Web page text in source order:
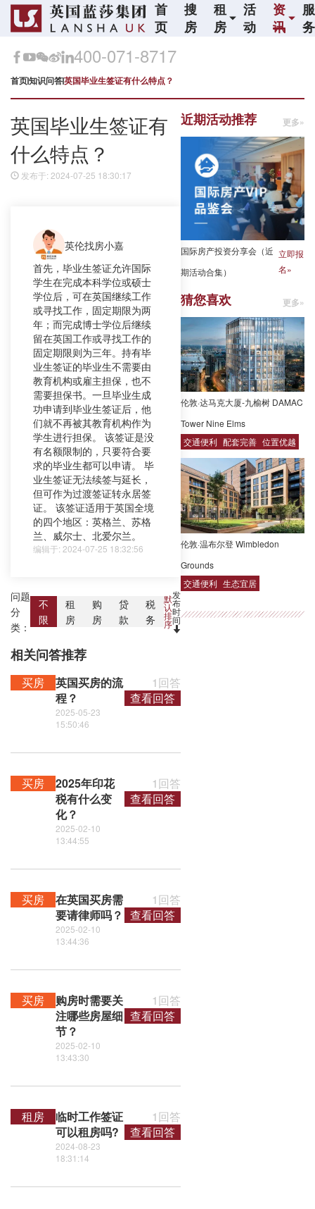
首
页
搜
房
租
房
活
动
资
讯
服
务
400-071-8717
首页知识问答英国毕业生签证有什么特点？
英国毕业生签证有
什么特点？
发布于: 2024-07-25 18:30:17
英伦找房小嘉
首先，毕业生签证允许国际
学生在完成本科学位或硕士
学位后，可在英国继续工作
或寻找工作，固定期限为两
年；而完成博士学位后继续
留在英国工作或寻找工作的
固定期限则为三年。持有毕
业生签证的毕业生不需要由
教育机构或雇主担保，也不
需要担保书。一旦毕业生成
功申请到毕业生签证后，他
们就不再被其教育机构作为
学生进行担保。 该签证是没
有名额限制的，只要符合要
求的毕业生都可以申请。 毕
业生签证无法续签与延长，
但可作为过渡签证转永居签
证。 该签证适用于英国全境
的四个地区：英格兰、苏格
兰、威尔士、北爱尔兰。
编辑于: 2024-07-25 18:32:56
问题
分
类：
不
限
租
房
购
房
贷
款
税
务
默
认
排
序
发
布
时
间
相关问答推荐
买房
英国买房的流
程？
2025-05-23
15:50:46
1回答
查看回答
买房
2025年印花
税有什么变
化？
2025-02-10
13:44:55
1回答
查看回答
买房
在英国买房需
要请律师吗？
2025-02-10
13:44:36
1回答
查看回答
买房
购房时需要关
注哪些房屋细
节？
2025-02-10
13:43:30
1回答
查看回答
租房
临时工作签证
可以租房吗?
2024-08-23
18:31:14
1回答
查看回答
近期活动推荐 更多»
国际房产投资分享会（近
期活动合集）
立即报
名»
猜您喜欢 更多»
伦敦·达马克大厦-九榆树 DAMAC
Tower Nine Elms
交通便利 配套完善 位置优越
伦敦·温布尔登 Wimbledon
Grounds
交通便利 生态宜居